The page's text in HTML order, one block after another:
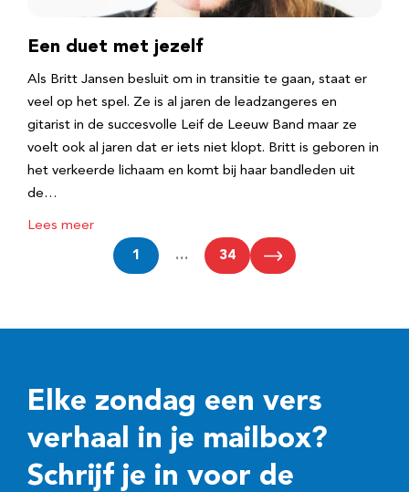
Een duet met jezelf
Als Britt Jansen besluit om in transitie te gaan, staat er
veel op het spel. Ze is al jaren de leadzangeres en
gitarist in de succesvolle Leif de Leeuw Band maar ze
voelt ook al jaren dat er iets niet klopt. Britt is geboren in
het verkeerde lichaam en komt bij haar bandleden uit
de…
Lees meer
1 … 34
Elke zondag een vers
verhaal in je mailbox?
Schrijf je in voor de